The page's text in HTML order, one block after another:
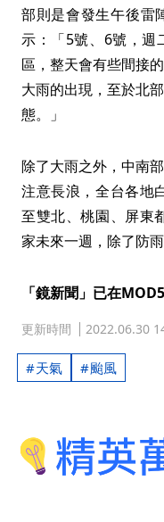
部則是會發生午後雷
示：「5號、6號，週
區，整天會有些間接
大雨的出現，至於北
態。」
除了大雨之外，中南
注意長浪，全台各地
至雙北、桃園、屏東
家未來一週，除了防
「鏡新聞」已在
更新時間 2022.06.30
天氣 颱風